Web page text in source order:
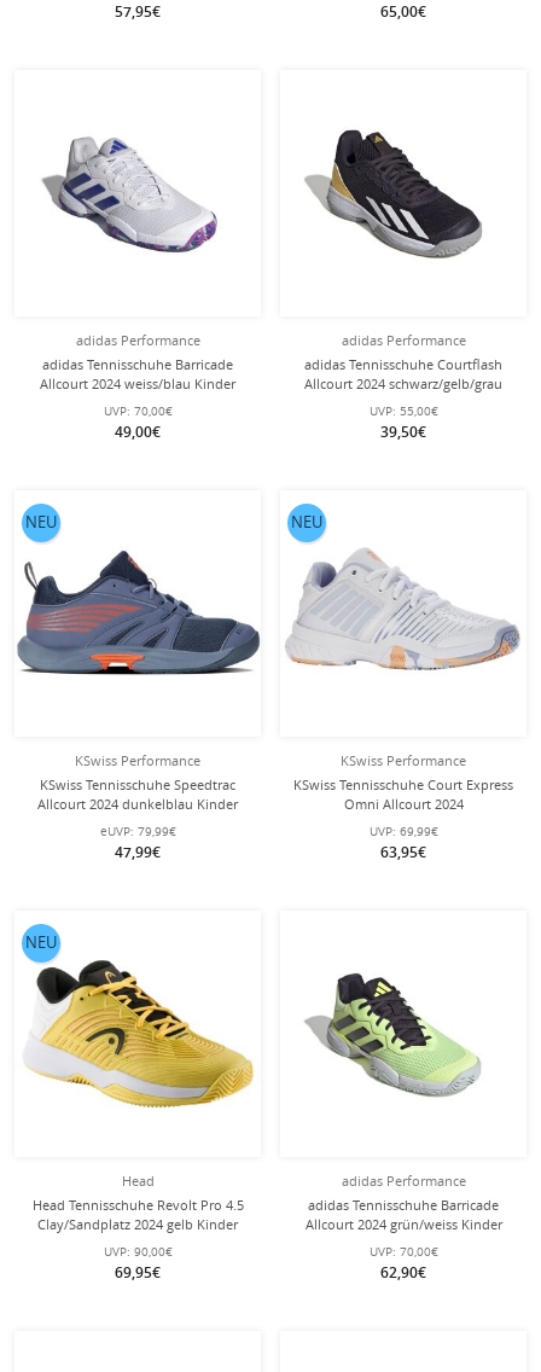
57,95€ 65,00€
adidas Performance
adidas Tennisschuhe Barricade
Allcourt 2024 weiss/blau Kinder
UVP: 70,00€
49,00€
adidas Performance
adidas Tennisschuhe Courtflash
Allcourt 2024 schwarz/gelb/grau
Kinder
UVP: 55,00€
39,50€
KSwiss Performance
KSwiss Tennisschuhe Speedtrac
Allcourt 2024 dunkelblau Kinder
eUVP: 79,99€
47,99€
NEU
KSwiss Performance
KSwiss Tennisschuhe Court Express
Omni Allcourt 2024
weiss/violett/peach Kinder
UVP: 69,99€
63,95€
NEU
Head
Head Tennisschuhe Revolt Pro 4.5
Clay/Sandplatz 2024 gelb Kinder
UVP: 90,00€
69,95€
NEU
adidas Performance
adidas Tennisschuhe Barricade
Allcourt 2024 grün/weiss Kinder
UVP: 70,00€
62,90€